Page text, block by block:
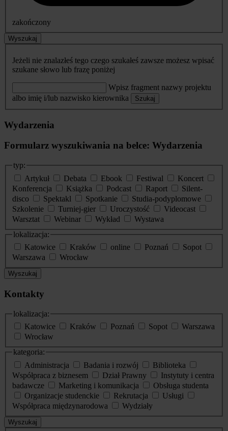
zakończony
Wyszukaj
Jeżeli nie znalazłeś tego czego szukałeś zawsze możesz wpisać
szukane słowo lub frazę poniżej
Wpisz fragment nazwy projektu
albo imię i/lub nazwisko kierownika
Szukaj
Wydarzenia
Formularz wyszukiwania na belce: Wydarzenia
typ:
Artykuł
Debata Ebook Festiwal
Koncert
Konferencja
Książka Podcast Raport
Silent-
disco
Spektakl Spotkanie
Studia-podyplomowe
Szkolenie
Turniej-gier Uroczystość
Videocast
Warsztat
Webinar Wykład
Wystawa
lokalizacja:
Katowice
Kraków online Poznań
Sopot
Warszawa
Wrocław
Wyszukaj
Kontakty
lokalizacja:
Katowice
Kraków Poznań Sopot
Warszawa
Wrocław
kategoria:
Administracja
Badania i rozwój
Biblioteka
Współpraca z biznesem
Dział Prawny
Instytuty i centra
badawcze
Marketing i komunikacja
Obsługa studenta
Organizacje studenckie
Rekrutacja
Usługi
Współpraca międzynarodowa
Wydziały
Wyszukaj